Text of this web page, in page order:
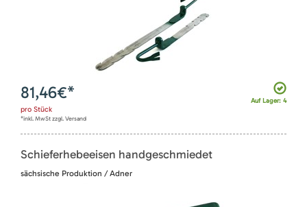
Auf Lager: 4
81,46€*
pro Stück
*inkl. MwSt zzgl. Versand
Schieferhebeeisen handgeschmiedet
sächsische Produktion / Adner